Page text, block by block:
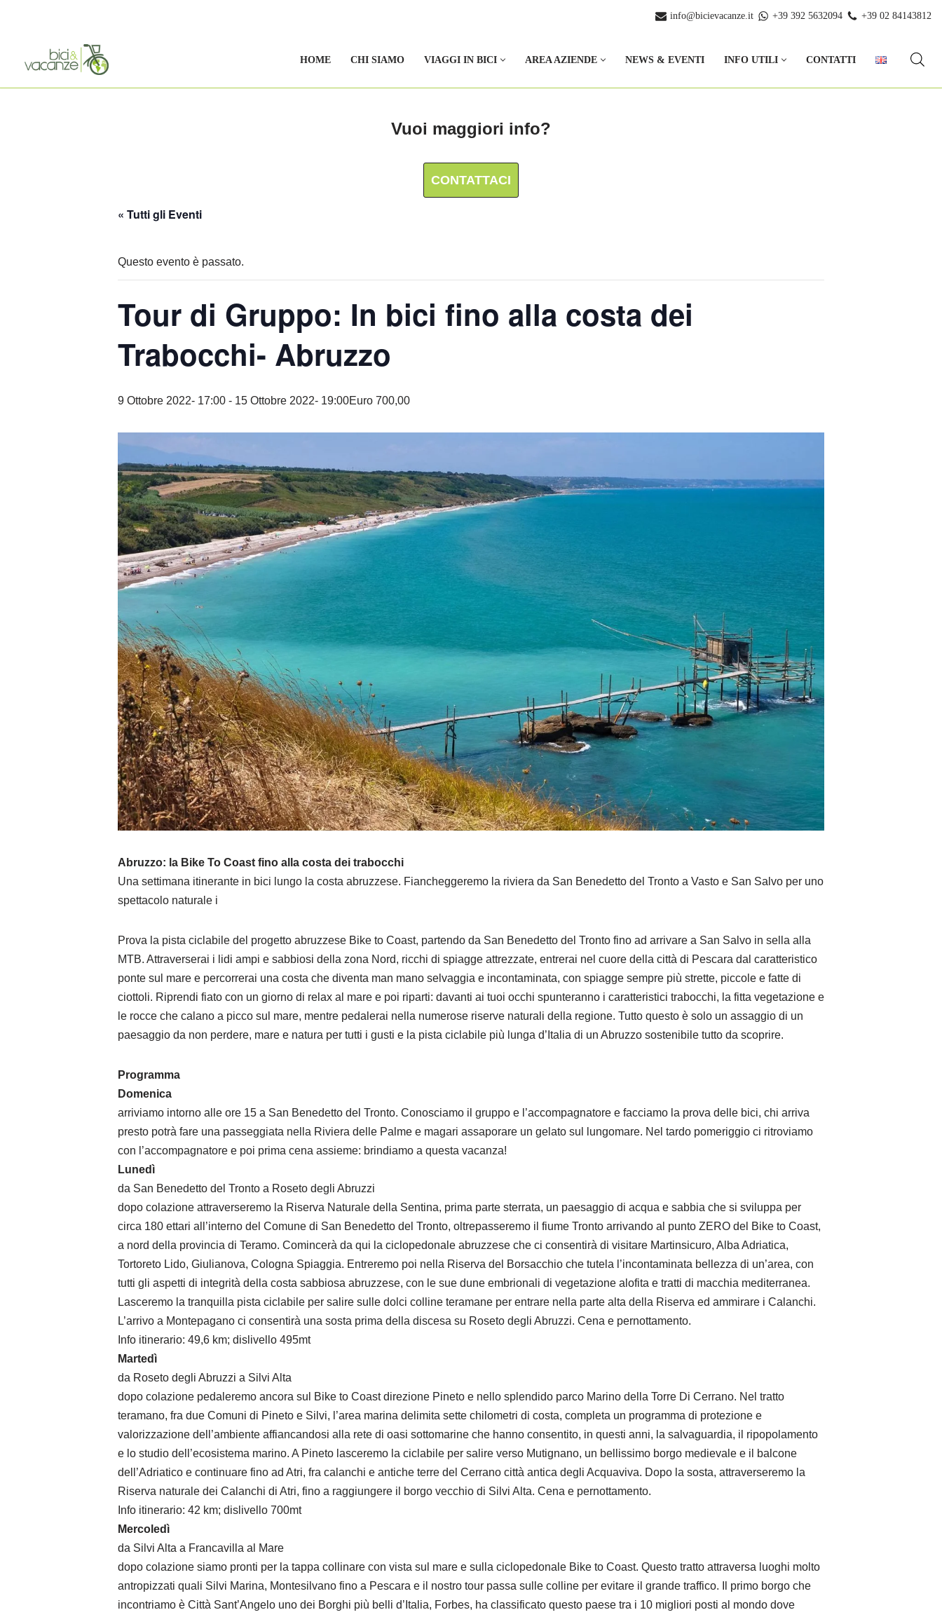
info@bicievacanze.it +39 392 5632094 +39 02 84143812
HOME CHI SIAMO VIAGGI IN BICI AREA AZIENDE NEWS & EVENTI INFO UTILI CONTATTI
Vuoi maggiori info?
CONTATTACI
« Tutti gli Eventi
Questo evento è passato.
Tour di Gruppo: In bici fino alla costa dei
Trabocchi- Abruzzo
9 Ottobre 2022- 17:00 - 15 Ottobre 2022- 19:00Euro 700,00
Abruzzo: la Bike To Coast fino alla costa dei trabocchi
Una settimana itinerante in bici lungo la costa abruzzese. Fiancheggeremo la riviera da San Benedetto del Tronto a Vasto e San Salvo per uno
spettacolo naturale i
Prova la pista ciclabile del progetto abruzzese Bike to Coast, partendo da San Benedetto del Tronto fino ad arrivare a San Salvo in sella alla
MTB. Attraverserai i lidi ampi e sabbiosi della zona Nord, ricchi di spiagge attrezzate, entrerai nel cuore della città di Pescara dal caratteristico
ponte sul mare e percorrerai una costa che diventa man mano selvaggia e incontaminata, con spiagge sempre più strette, piccole e fatte di
ciottoli. Riprendi fiato con un giorno di relax al mare e poi riparti: davanti ai tuoi occhi spunteranno i caratteristici trabocchi, la fitta vegetazione e
le rocce che calano a picco sul mare, mentre pedalerai nella numerose riserve naturali della regione. Tutto questo è solo un assaggio di un
paesaggio da non perdere, mare e natura per tutti i gusti e la pista ciclabile più lunga d’Italia di un Abruzzo sostenibile tutto da scoprire.
Programma
Domenica
arriviamo intorno alle ore 15 a San Benedetto del Tronto. Conosciamo il gruppo e l’accompagnatore e facciamo la prova delle bici, chi arriva
presto potrà fare una passeggiata nella Riviera delle Palme e magari assaporare un gelato sul lungomare. Nel tardo pomeriggio ci ritroviamo
con l’accompagnatore e poi prima cena assieme: brindiamo a questa vacanza!
Lunedì
da San Benedetto del Tronto a Roseto degli Abruzzi
dopo colazione attraverseremo la Riserva Naturale della Sentina, prima parte sterrata, un paesaggio di acqua e sabbia che si sviluppa per
circa 180 ettari all’interno del Comune di San Benedetto del Tronto, oltrepasseremo il fiume Tronto arrivando al punto ZERO del Bike to Coast,
a nord della provincia di Teramo. Comincerà da qui la ciclopedonale abruzzese che ci consentirà di visitare Martinsicuro, Alba Adriatica,
Tortoreto Lido, Giulianova, Cologna Spiaggia. Entreremo poi nella Riserva del Borsacchio che tutela l’incontaminata bellezza di un’area, con
tutti gli aspetti di integrità della costa sabbiosa abruzzese, con le sue dune embrionali di vegetazione alofita e tratti di macchia mediterranea.
Lasceremo la tranquilla pista ciclabile per salire sulle dolci colline teramane per entrare nella parte alta della Riserva ed ammirare i Calanchi.
L’arrivo a Montepagano ci consentirà una sosta prima della discesa su Roseto degli Abruzzi. Cena e pernottamento.
Info itinerario: 49,6 km; dislivello 495mt
Martedì
da Roseto degli Abruzzi a Silvi Alta
dopo colazione pedaleremo ancora sul Bike to Coast direzione Pineto e nello splendido parco Marino della Torre Di Cerrano. Nel tratto
teramano, fra due Comuni di Pineto e Silvi, l’area marina delimita sette chilometri di costa, completa un programma di protezione e
valorizzazione dell’ambiente affiancandosi alla rete di oasi sottomarine che hanno consentito, in questi anni, la salvaguardia, il ripopolamento
e lo studio dell’ecosistema marino. A Pineto lasceremo la ciclabile per salire verso Mutignano, un bellissimo borgo medievale e il balcone
dell’Adriatico e continuare fino ad Atri, fra calanchi e antiche terre del Cerrano città antica degli Acquaviva. Dopo la sosta, attraverseremo la
Riserva naturale dei Calanchi di Atri, fino a raggiungere il borgo vecchio di Silvi Alta. Cena e pernottamento.
Info itinerario: 42 km; dislivello 700mt
Mercoledì
da Silvi Alta a Francavilla al Mare
dopo colazione siamo pronti per la tappa collinare con vista sul mare e sulla ciclopedonale Bike to Coast. Questo tratto attraversa luoghi molto
antropizzati quali Silvi Marina, Montesilvano fino a Pescara e il nostro tour passa sulle colline per evitare il grande traffico. Il primo borgo che
incontriamo è Città Sant’Angelo uno dei Borghi più belli d’Italia, Forbes, ha classificato questo paese tra i 10 migliori posti al mondo dove